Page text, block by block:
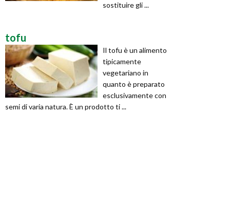
sostituire gli ...
tofu
Il tofu è un alimento
tipicamente
vegetariano in
quanto è preparato
esclusivamente con
semi di varia natura. È un prodotto ti ...